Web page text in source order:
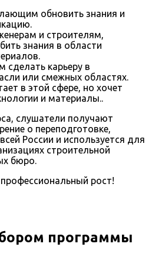
обновить знания и
и строителям,
знания в области
карьеру в
или смежных областях.
в этой сфере, но хочет
и материалы..
слушатели получают
о переподготовке,
России и используется для
строительной
бюро.
рост!
программы